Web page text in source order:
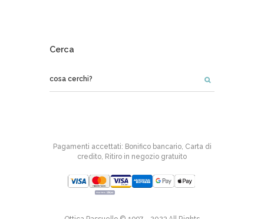
Cerca
Pagamenti accettati: Bonifico bancario, Carta di
credito, Ritiro in negozio gratuito